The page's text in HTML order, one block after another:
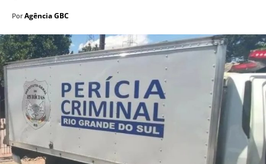
Por Agência GBC